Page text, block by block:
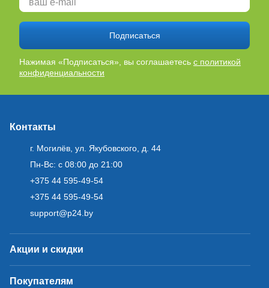
Подписаться
Нажимая «Подписаться», вы соглашаетесь с политикой
конфиденциальности
Контакты
г. Могилёв, ул. Якубовского, д. 44
Пн-Вс: с 08:00 до 21:00
+375 44 595-49-54
+375 44 595-49-54
support@p24.by
Акции и скидки
Покупателям